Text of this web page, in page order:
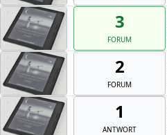
3
FORUM
2
FORUM
1
ANTWORT